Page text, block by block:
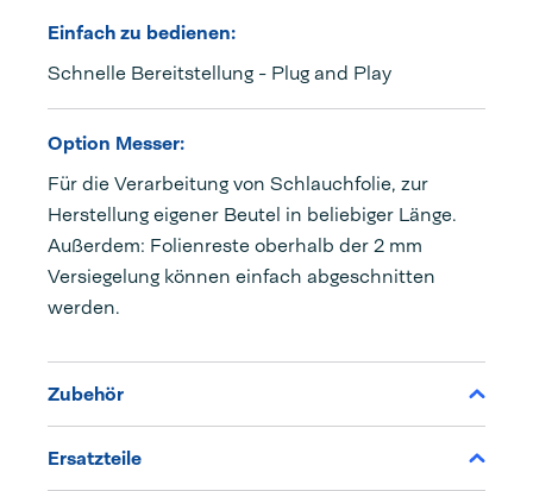
Einfach zu bedienen:
Schnelle Bereitstellung - Plug and Play
Option Messer:
Für die Verarbeitung von Schlauchfolie, zur
Herstellung eigener Beutel in beliebiger Länge.
Außerdem: Folienreste oberhalb der 2 mm
Versiegelung können einfach abgeschnitten
werden.
Zubehör
Ersatzteile